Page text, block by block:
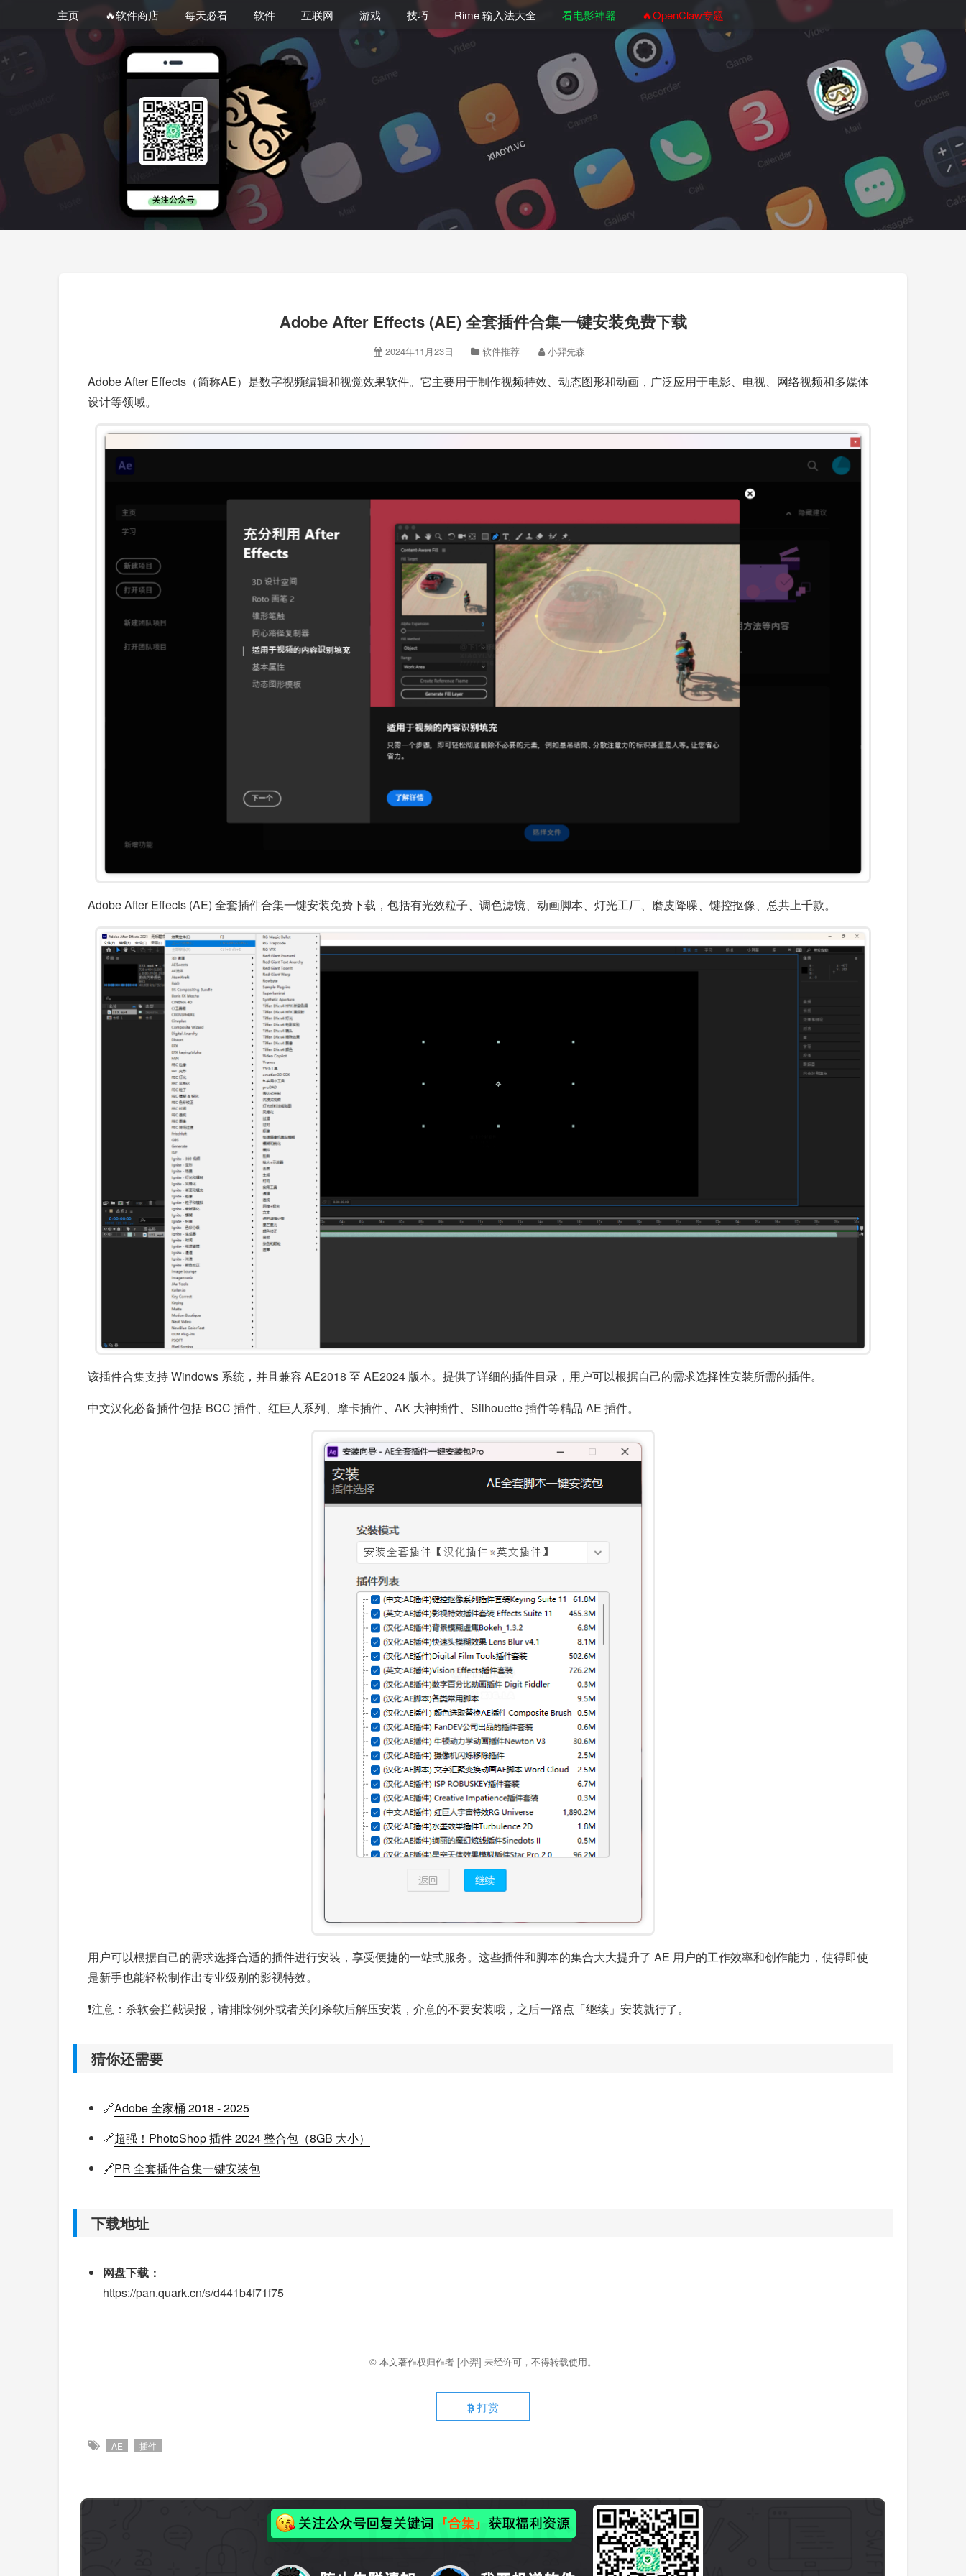
主页 🔥软件商店 每天必看 软件 互联网 游戏 技巧 Rime 输入法大全 看电影神器 🔥OpenClaw专题
Adobe After Effects (AE) 全套插件合集一键安装免费下载
2024年11月23日 软件推荐 小羿先森
Adobe After Effects（简称AE）是数字视频编辑和视觉效果软件。它主要用于制作视频特效、动态图形和动画，广泛应用于电影、电视、网络视频和多媒体
设计等领域。
Adobe After Effects (AE) 全套插件合集一键安装免费下载，包括有光效粒子、调色滤镜、动画脚本、灯光工厂、磨皮降噪、键控抠像、总共上千款。
该插件合集支持 Windows 系统，并且兼容 AE2018 至 AE2024 版本。提供了详细的插件目录，用户可以根据自己的需求选择性安装所需的插件。
中文汉化必备插件包括 BCC 插件、红巨人系列、摩卡插件、AK 大神插件、Silhouette 插件等精品 AE 插件。
用户可以根据自己的需求选择合适的插件进行安装，享受便捷的一站式服务。这些插件和脚本的集合大大提升了 AE 用户的工作效率和创作能力，使得即使
是新手也能轻松制作出专业级别的影视特效。
❗注意：杀软会拦截误报，请排除例外或者关闭杀软后解压安装，介意的不要安装哦，之后一路点「继续」安装就行了。
猜你还需要
🔗Adobe 全家桶 2018 - 2025
🔗超强！PhotoShop 插件 2024 整合包（8GB 大小）
🔗PR 全套插件合集一键安装包
下载地址
网盘下载：
https://pan.quark.cn/s/d441b4f71f75
© 本文著作权归作者 [小羿] 未经许可，不得转载使用。
打赏
AE 插件